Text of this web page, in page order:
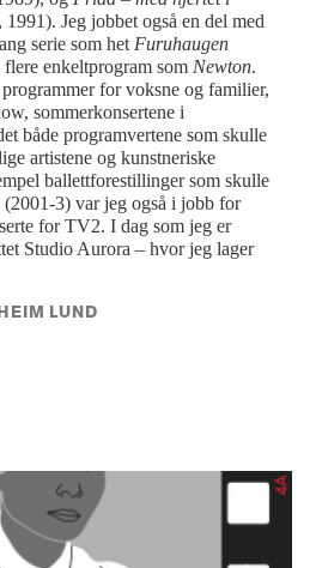
Jeg jobbet også en del med
serie som het Furuhaugen
enkeltprogram som Newton.
for voksne og familier,
sommerkonsertene i
både programvertene som skulle
artistene og kunstneriske
ballettforestillinger som skulle
3) var jeg også i jobb for
for TV2. I dag som jeg er
Studio Aurora – hvor jeg lager
LUND